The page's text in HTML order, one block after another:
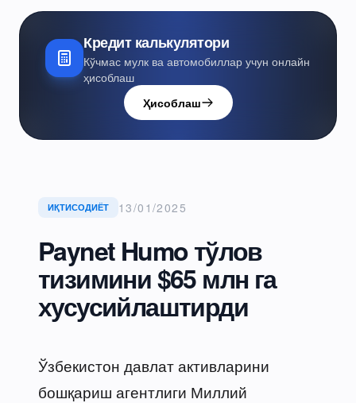
Кредит калькулятори
Кўчмас мулк ва автомобиллар учун онлайн
ҳисоблаш
Ҳисоблаш
ИҚТИСОДИЁТ 13/01/2025
Paynet Humo тўлов
тизимини $65 млн га
хусусийлаштирди
Ўзбекистон давлат активларини
бошқариш агентлиги Миллий